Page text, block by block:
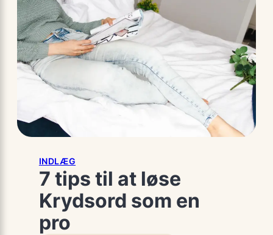
INDLÆG
7 tips til at løse
Krydsord som en
pro